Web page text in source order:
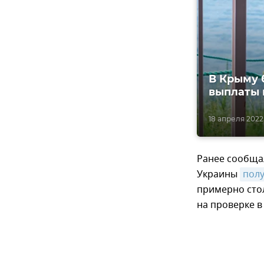
18 апреля 2022,
В Крыму
выплаты
Ранее
Украины
примерно
на проверке